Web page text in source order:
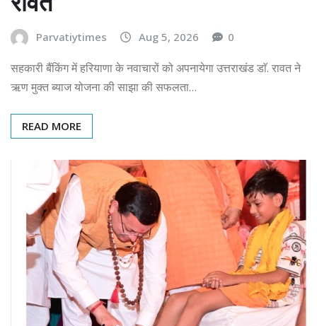
Parvatiytimes Aug 5, 2026 0
सहकारी बैंकिंग में हरियाणा के नवाचारों को अपनायेगा उत्तराखंड डाॅ. रावत ने
ऋण मुक्त ब्याज योजना की साझा की सफलता…
READ MORE